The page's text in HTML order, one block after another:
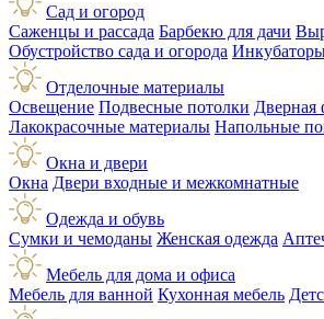
Сад и огород
Саженцы и рассада Барбекю для дачи
Обустройство сада и огорода
Отделочные материалы
Освещение Подвесные потолки Дверная
Лакокрасочные материалы Напольные
Окна и двери
Окна Двери входные и межкомнатные
Одежда и обувь
Сумки и чемоданы Женская одежда
Мебель для дома и офиса
Мебель для ванной Кухонная мебель